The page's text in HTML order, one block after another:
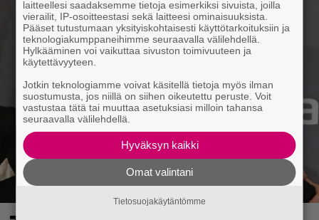
laitteellesi saadaksemme tietoja esimerkiksi sivuista, joilla
vierailit, IP-osoitteestasi sekä laitteesi ominaisuuksista.
Pääset tutustumaan yksityiskohtaisesti käyttötarkoituksiin ja
teknologiakumppaneihimme seuraavalla välilehdellä.
Hylkääminen voi vaikuttaa sivuston toimivuuteen ja
käytettävyyteen.
Jotkin teknologiamme voivat käsitellä tietoja myös ilman
suostumusta, jos niillä on siihen oikeutettu peruste. Voit
vastustaa tätä tai muuttaa asetuksiasi milloin tahansa
seuraavalla välilehdellä.
Hyväksyn kaikki
Omat valintani
Tietosuojakäytäntömme